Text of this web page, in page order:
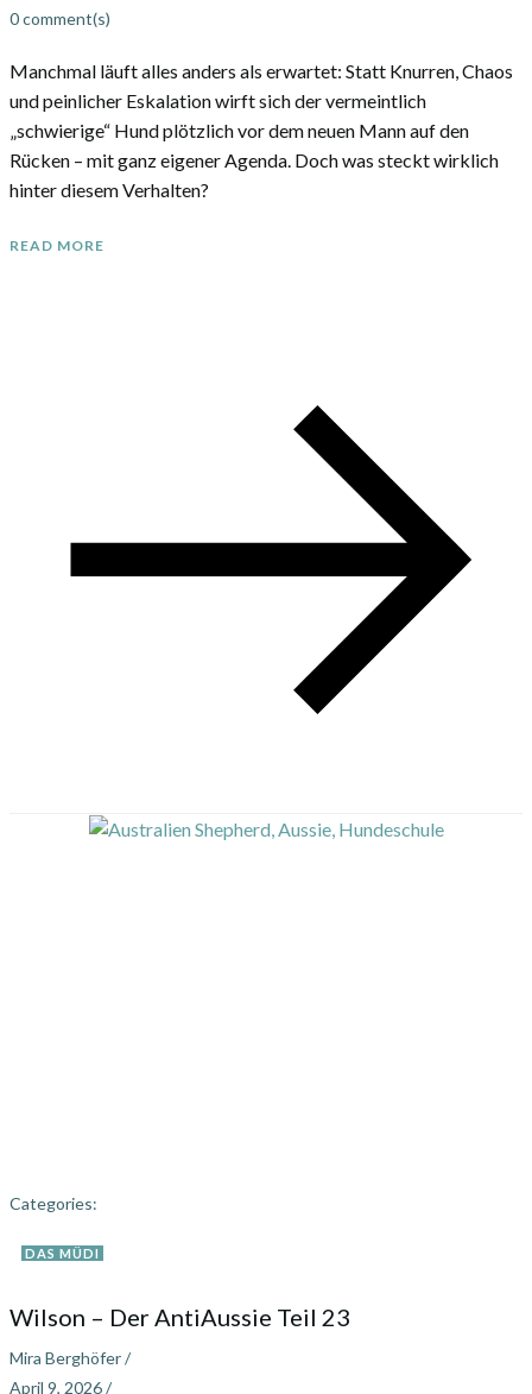
0comment(s)
Manchmal läuft alles anders als erwartet: Statt Knurren, Chaos
und peinlicher Eskalation wirft sich der vermeintlich
„schwierige“ Hund plötzlich vor dem neuen Mann auf den
Rücken – mit ganz eigener Agenda. Doch was steckt wirklich
hinter diesem Verhalten?
READ MORE
Categories:
DAS MÜDI
Wilson – Der AntiAussie Teil 23
Mira Berghöfer/
April 9, 2026/